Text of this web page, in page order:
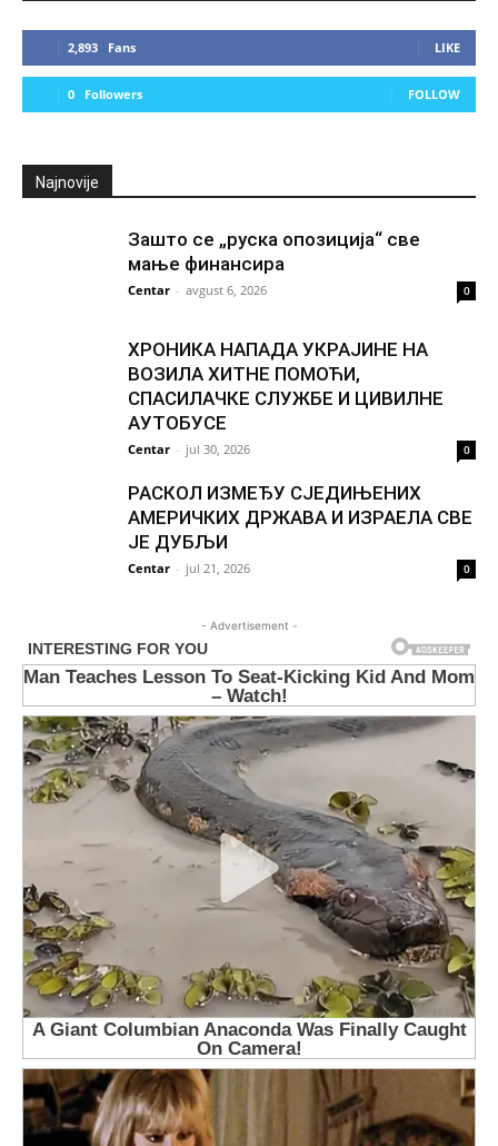
2,893 Fans LIKE
0 Followers FOLLOW
Najnovije
Зашто се „руска опозиција“ све
мање финансира
Centar - avgust 6, 2026 0
ХРОНИКА НАПАДА УКРАЈИНЕ НА
ВОЗИЛА ХИТНЕ ПОМОЋИ,
СПАСИЛАЧКЕ СЛУЖБЕ И ЦИВИЛНЕ
АУТОБУСЕ
Centar - jul 30, 2026 0
РАСКОЛ ИЗМЕЂУ СЈЕДИЊЕНИХ
АМЕРИЧКИХ ДРЖАВА И ИЗРАЕЛА СВЕ
ЈЕ ДУБЉИ
Centar - jul 21, 2026 0
- Advertisement -